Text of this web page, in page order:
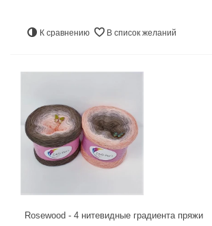
К сравнению В список желаний
Rosewood - 4 нитевидные градиента пряжи